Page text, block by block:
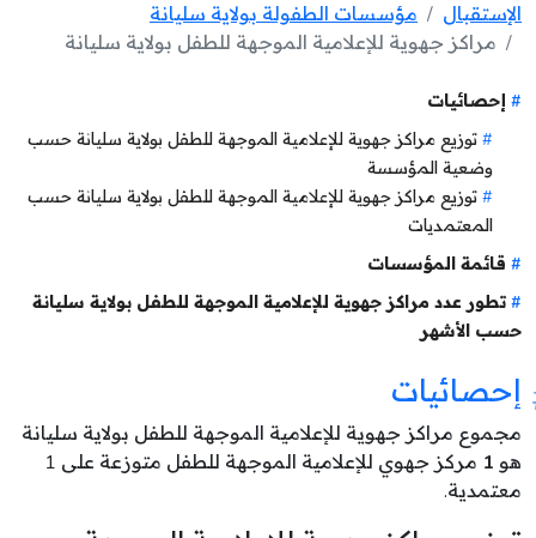
الإستقبال
مؤسسات الطفولة بولاية سليانة
مراكز جهوية للإعلامية الموجهة للطفل بولاية سليانة
إحصائيات
توزيع مراكز جهوية للإعلامية الموجهة للطفل بولاية سليانة حسب
وضعية المؤسسة
توزيع مراكز جهوية للإعلامية الموجهة للطفل بولاية سليانة حسب
المعتمديات
قائمة المؤسسات
تطور عدد مراكز جهوية للإعلامية الموجهة للطفل بولاية سليانة
حسب الأشهر
إحصائيات
مجموع مراكز جهوية للإعلامية الموجهة للطفل بولاية سليانة
هو 1
مركز جهوي للإعلامية الموجهة للطفل متوزعة على 1
معتمدية.